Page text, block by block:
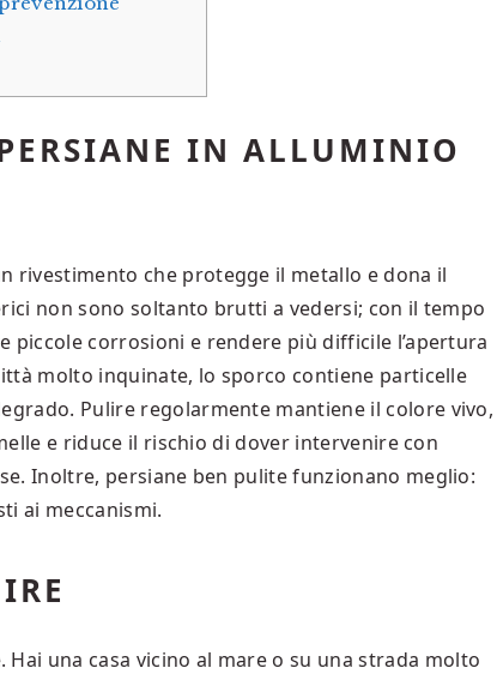
IN ALLUMINIO
rivestimento che protegge il metallo e dona il
non sono soltanto brutti a vedersi; con il tempo
piccole corrosioni e rendere più difficile l’apertura
molto inquinate, lo sporco contiene particelle
Pulire regolarmente mantiene il colore vivo,
e riduce il rischio di dover intervenire con
Inoltre, persiane ben pulite funzionano meglio:
ai meccanismi.
Hai una casa vicino al mare o su una strada molto